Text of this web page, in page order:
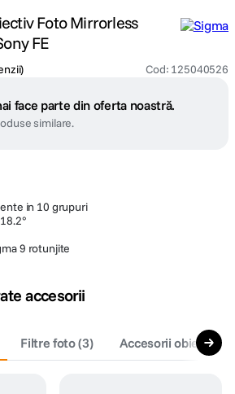
Foto Mirrorless
FE
) Cod: 125040526
face parte din oferta noastră.
similare.
in 10 grupuri
9 rotunjite
accesorii
Filtre foto(3) Accesorii obiective